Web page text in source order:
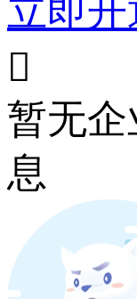
立即开

暂无
息